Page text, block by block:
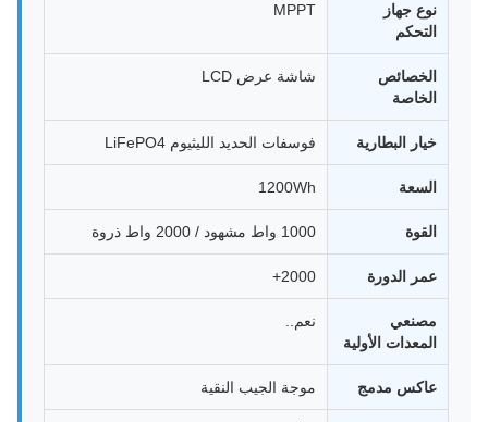
نوع جهاز
التحكم
MPPT
الخصائص
الخاصة
شاشة عرض LCD
خيار البطارية فوسفات الحديد الليثيوم LiFePO4
السعة 1200Wh
القوة 1000 واط مشهود / 2000 واط ذروة
عمر الدورة 2000+
مصنعي
المعدات الأولية
نعم..
عاكس مدمج موجة الجيب النقية